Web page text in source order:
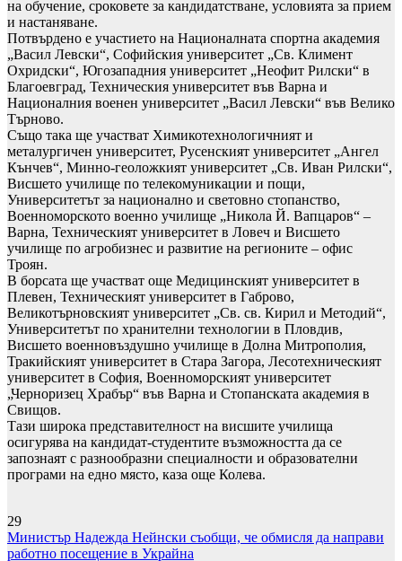
на обучение, сроковете за кандидатстване, условията за прием
и настаняване.
Потвърдено е участието на Националната спортна академия
„Васил Левски“, Софийския университет „Св. Климент
Охридски“, Югозападния университет „Неофит Рилски“ в
Благоевград, Техническия университет във Варна и
Националния военен университет „Васил Левски“ във Велико
Търново.
Също така ще участват Химикотехнологичният и
металургичен университет, Русенският университет „Ангел
Кънчев“, Минно-геоложкият университет „Св. Иван Рилски“,
Висшето училище по телекомуникации и пощи,
Университетът за национално и световно стопанство,
Военноморското военно училище „Никола Й. Вапцаров“ –
Варна, Техническият университет в Ловеч и Висшето
училище по агробизнес и развитие на регионите – офис
Троян.
В борсата ще участват още Медицинският университет в
Плевен, Техническият университет в Габрово,
Великотърновският университет „Св. св. Кирил и Методий“,
Университетът по хранителни технологии в Пловдив,
Висшето военновъздушно училище в Долна Митрополия,
Тракийският университет в Стара Загора, Лесотехническият
университет в София, Военноморският университет
„Черноризец Храбър“ във Варна и Стопанската академия в
Свищов.
Тази широка представителност на висшите училища
осигурява на кандидат-студентите възможността да се
запознаят с разнообразни специалности и образователни
програми на едно място, каза още Колева.
29
Навигация
Министър Надежда Нейнски съобщи, че обмисля да направи
работно посещение в Украйна